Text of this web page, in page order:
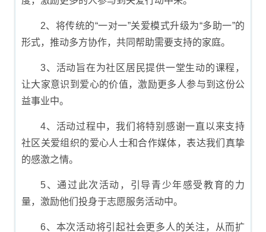
2、将传统的“一对一”关爱模式升级为“多助一”的
形式，推动多方协作，共同帮助需要支持的家庭。
3、活动旨在为社区居民提供一堂生动的课程，
让大家意识到爱心的价值，激励更多人参与到这份公
益事业中。
4、活动过程中，我们将特别感谢一直以来支持
社区关爱组织的爱心人士和合作媒体，表达我们真挚
的感激之情。
5、通过此次活动，引导青少年感受教育的力
量，激励他们投身于志愿服务活动中。
6、本次活动将引起社会更多人的关注，从而扩